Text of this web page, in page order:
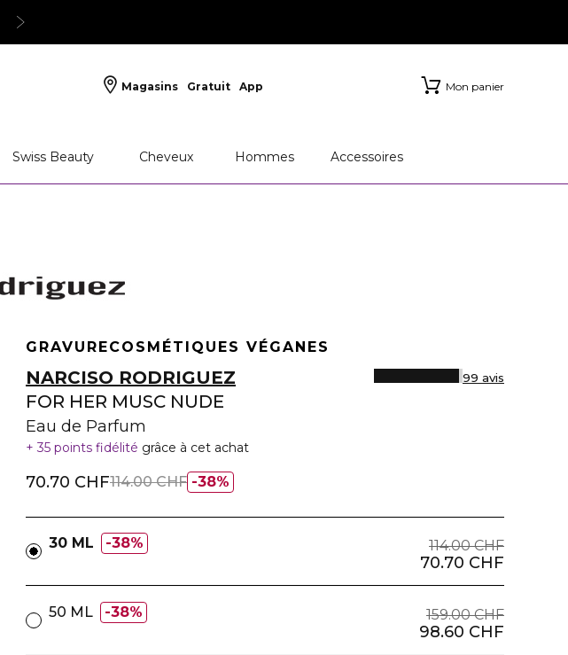
Magasins Gratuit App Mon panier
Swiss Beauty Cheveux Hommes Accessoires
GRAVURECOSMÉTIQUES VÉGANES
NARCISO RODRIGUEZ
FOR HER MUSC NUDE
Eau de Parfum
99 avis
35 points fidélité grâce à cet achat
38%
70.70 CHF114.00 CHF
30 ML 38% 114.00 CHF
70.70 CHF
50 ML 38% 159.00 CHF
98.60 CHF